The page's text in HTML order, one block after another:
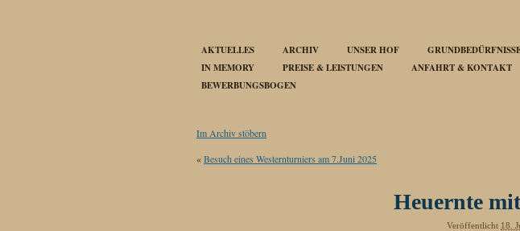
AKTUELLES ARCHIV UNSER HOF
IN MEMORY
PREISE & LEISTUNGEN ANFAHRT & KONTAKT
BEWERBUNGSBOGEN
Im Archiv stöbern
«Besuch eines Westernturniers am 7.Juni 2025
Heuernte
Veröffentlicht 18.